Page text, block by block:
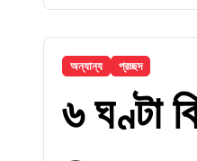
অন্যান্য প্রচ্ছদ
৬ ঘণ্টা